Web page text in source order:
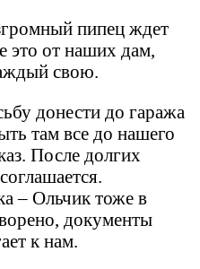
пипец ждет
это от наших дам,
свою.
донести до гаража
там все до нашего
После долгих
– Ольчик тоже в
документы
к нам.